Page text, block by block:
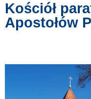
Kościół
Apostołów